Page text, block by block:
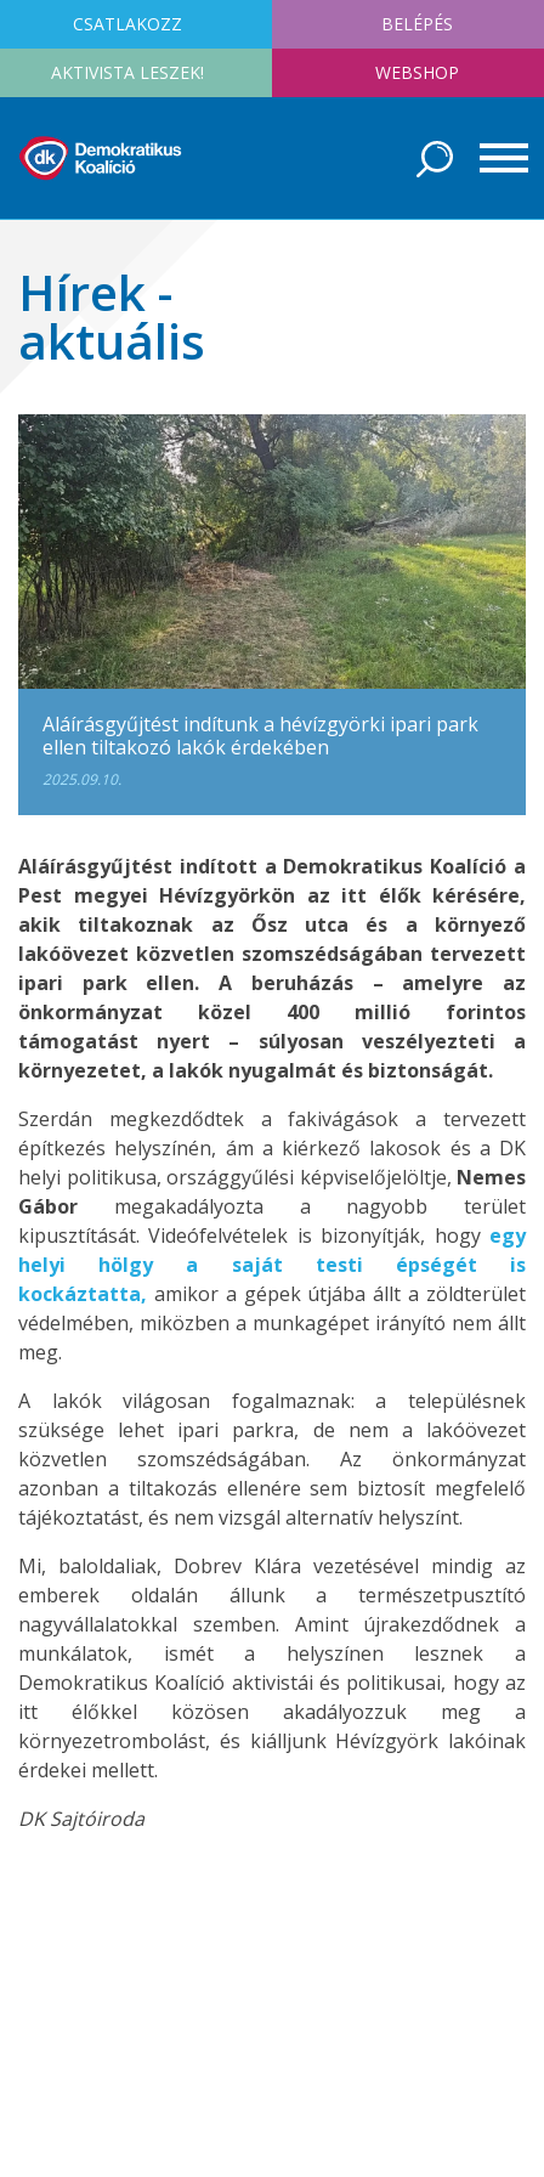
CSATLAKOZZ BELÉPÉS
AKTIVISTA LESZEK! WEBSHOP
Hírek -
aktuális
Aláírásgyűjtést indítunk a hévízgyörki ipari park
ellen tiltakozó lakók érdekében
2025.09.10.
Aláírásgyűjtést indított a Demokratikus Koalíció a
Pest megyei Hévízgyörkön az itt élők kérésére,
akik tiltakoznak az Ősz utca és a környező
lakóövezet közvetlen szomszédságában tervezett
ipari park ellen. A beruházás – amelyre az
önkormányzat közel 400 millió forintos
támogatást nyert – súlyosan veszélyezteti a
környezetet, a lakók nyugalmát és biztonságát.
Szerdán megkezdődtek a fakivágások a tervezett
építkezés helyszínén, ám a kiérkező lakosok és a DK
helyi politikusa, országgyűlési képviselőjelöltje, Nemes
Gábor megakadályozta a nagyobb terület
kipusztítását. Videófelvételek is bizonyítják, hogy egy
helyi hölgy a saját testi épségét is
kockáztatta, amikor a gépek útjába állt a zöldterület
védelmében, miközben a munkagépet irányító nem állt
meg.
A lakók világosan fogalmaznak: a településnek
szüksége lehet ipari parkra, de nem a lakóövezet
közvetlen szomszédságában. Az önkormányzat
azonban a tiltakozás ellenére sem biztosít megfelelő
tájékoztatást, és nem vizsgál alternatív helyszínt.
Mi, baloldaliak, Dobrev Klára vezetésével mindig az
emberek oldalán állunk a természetpusztító
nagyvállalatokkal szemben. Amint újrakezdődnek a
munkálatok, ismét a helyszínen lesznek a
Demokratikus Koalíció aktivistái és politikusai, hogy az
itt élőkkel közösen akadályozzuk meg a
környezetrombolást, és kiálljunk Hévízgyörk lakóinak
érdekei mellett.
DK Sajtóiroda